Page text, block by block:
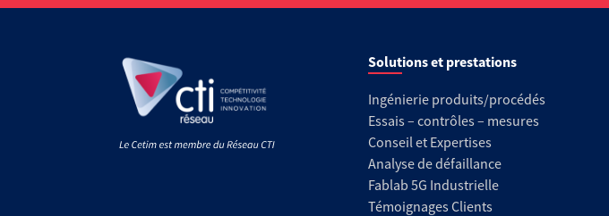
Solutions et prestations
Ingénierie produits/procédés
Essais – contrôles – mesures
Conseil et Expertises
Analyse de défaillance
Fablab 5G Industrielle
Témoignages Clients